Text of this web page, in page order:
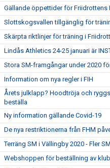
Gällande öppettider för Friidrottens
Slottskogsvallen tillgänglig för
Skärpta riktlinjer för träning i
Lindås Athletics 24-25 januari är
Stora SM-framgångar under 2020
Information om nya regler i FIH
Årets julklapp? Hoodtröja och
beställa
Ny information gällande Covid-19
De nya restriktionerna från FHM
Terräng SM i Vällingby 2020 - Fler
Webshoppen för beställning av